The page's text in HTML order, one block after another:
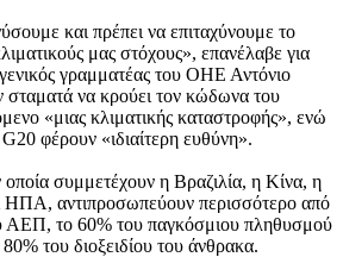
και πρέπει να επιταχύνουμε το
μας στόχους», επανέλαβε για
γραμματέας του ΟΗΕ Αντόνιο
σταματά να κρούει τον κώδωνα του
«μιας κλιματικής καταστροφής», ενώ
φέρουν «ιδιαίτερη ευθύνη».
συμμετέχουν η Βραζιλία, η Κίνα, η
ΗΠΑ, αντιπροσωπεύουν περισσότερο από
ΑΕΠ, το 60% του παγκόσμιου πληθυσμού
του διοξειδίου του άνθρακα.